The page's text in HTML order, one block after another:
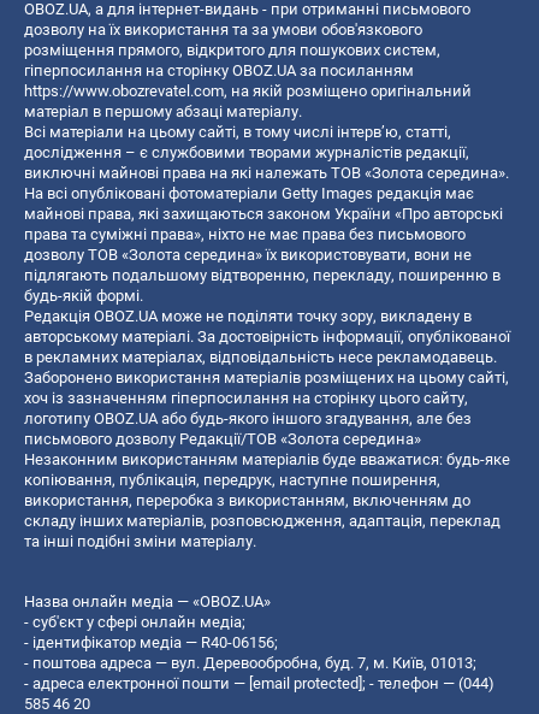
OBOZ.UA, а для інтернет-видань - при отриманні письмового
дозволу на їх використання та за умови обов'язкового
розміщення прямого, відкритого для пошукових систем,
гіперпосилання на сторінку OBOZ.UA за посиланням
https://www.obozrevatel.com, на якій розміщено оригінальний
матеріал в першому абзаці матеріалу.
Всі матеріали на цьому сайті, в тому числі інтерв’ю, статті,
дослідження – є службовими творами журналістів редакції,
виключні майнові права на які належать ТОВ «Золота середина».
На всі опубліковані фотоматеріали Getty Images редакція має
майнові права, які захищаються законом України «Про авторські
права та суміжні права», ніхто не має права без письмового
дозволу ТОВ «Золота середина» їх використовувати, вони не
підлягають подальшому відтворенню, перекладу, поширенню в
будь-якій формі.
Редакція OBOZ.UA може не поділяти точку зору, викладену в
авторському матеріалі. За достовірність інформації, опублікованої
в рекламних матеріалах, відповідальність несе рекламодавець.
Заборонено використання матеріалів розміщених на цьому сайті,
хоч із зазначенням гіперпосилання на сторінку цього сайту,
логотипу OBOZ.UA або будь-якого іншого згадування, але без
письмового дозволу Редакції/ТОВ «Золота середина»
Незаконним використанням матеріалів буде вважатися: будь-яке
копiювання, публiкацiя, передрук, наступне поширення,
використання, переробка з використанням, включенням до
складу інших матеріалів, розповсюдження, адаптація, переклад
та інші подібні зміни матеріалу.
Назва онлайн медіа — «OBOZ.UA»
- суб'єкт у сфері онлайн медіа;
- ідентифікатор медіа — R40-06156;
- поштова адреса — вул. Деревообробна, буд. 7, м. Київ, 01013;
- адреса електронної пошти — [email protected]; - телефон — (044)
585 46 20